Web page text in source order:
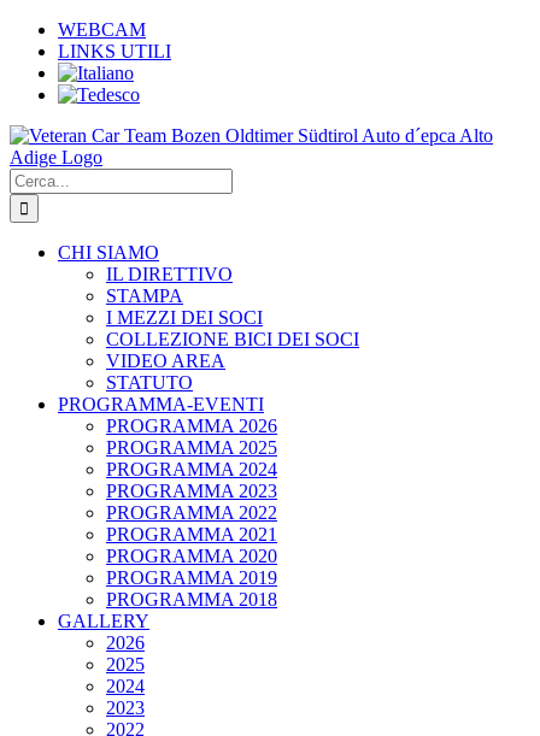
Salta
contenuto
WEBCAM
LINKS UTILI
Cerca
per:
CHI SIAMO
IL DIRETTIVO
STAMPA
I MEZZI DEI SOCI
COLLEZIONE BICI DEI SOCI
VIDEO AREA
STATUTO
PROGRAMMA-EVENTI
PROGRAMMA 2026
PROGRAMMA 2025
PROGRAMMA 2024
PROGRAMMA 2023
PROGRAMMA 2022
PROGRAMMA 2021
PROGRAMMA 2020
PROGRAMMA 2019
PROGRAMMA 2018
GALLERY
2026
2025
2024
2023
2022